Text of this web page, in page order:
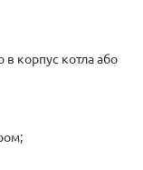
корпус котла або